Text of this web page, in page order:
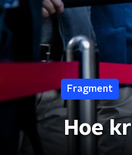
Fragment
Hoe